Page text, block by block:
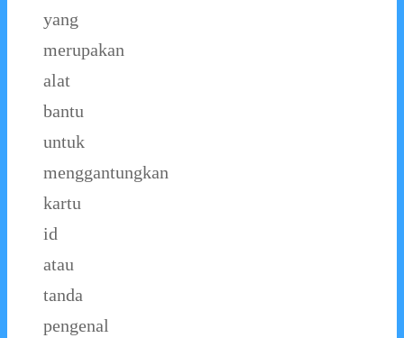
yang
merupakan
alat
bantu
untuk
menggantungkan
kartu
id
atau
tanda
pengenal